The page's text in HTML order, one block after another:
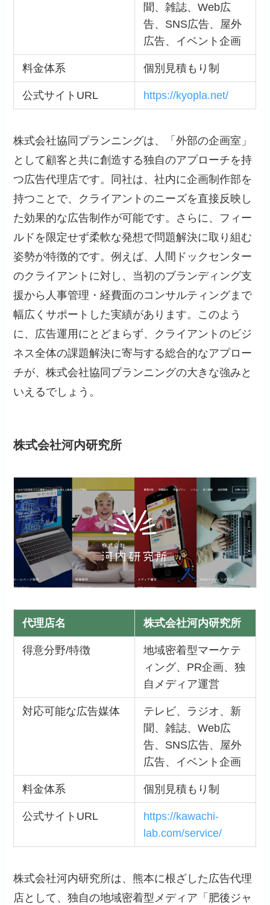
聞、雑誌、Web広
告、SNS広告、屋外
広告、イベント企画
料金体系 個別見積もり制
公式サイトURL https://kyopla.net/
株式会社協同プランニングは、「外部の企画室」
として顧客と共に創造する独自のアプローチを持
つ広告代理店です。同社は、社内に企画制作部を
持つことで、クライアントのニーズを直接反映し
た効果的な広告制作が可能です。さらに、フィー
ルドを限定せず柔軟な発想で問題解決に取り組む
姿勢が特徴的です。例えば、人間ドックセンター
のクライアントに対し、当初のブランディング支
援から人事管理・経費面のコンサルティングまで
幅広くサポートした実績があります。このよう
に、広告運用にとどまらず、クライアントのビジ
ネス全体の課題解決に寄与する総合的なアプロー
チが、株式会社協同プランニングの大きな強みと
いえるでしょう。
株式会社河内研究所
代理店名 株式会社河内研究所
得意分野/特徴
地域密着型マーケテ
ィング、PR企画、独
自メディア運営
対応可能な広告媒体
テレビ、ラジオ、新
聞、雑誌、Web広
告、SNS広告、屋外
広告、イベント企画
料金体系 個別見積もり制
公式サイトURL
https://kawachi-
lab.com/service/
株式会社河内研究所は、熊本に根ざした広告代理
店として、独自の地域密着型メディア「肥後ジャ